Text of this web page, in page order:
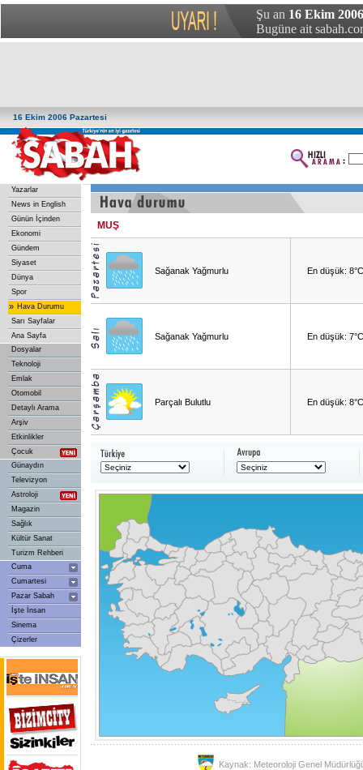
Şu an 16 Ekim
Bugüne ait
16 Ekim 2006 Pazartesi
Yazarlar
News in English
Günün İçinden
Ekonomi
Gündem
Siyaset
Dünya
Spor
» Hava Durumu
Sarı Sayfalar
Ana Sayfa
Dosyalar
Teknoloji
Emlak
Otomobil
Detaylı Arama
Arşiv
Etkinlikler
Çocuk
Günaydın
Televizyon
Astroloji
Magazin
Sağlık
Kültür Sanat
Turizm Rehberi
Cuma
Cumartesi
Pazar Sabah
İşte İnsan
Sinema
Çizerler
MUŞ
Sağanak Yağmurlu En düşük: 8°C
Sağanak Yağmurlu En düşük: 7°C
Parçalı Bulutlu En düşük: 8°C
Kaynak: Meteoroloji Genel